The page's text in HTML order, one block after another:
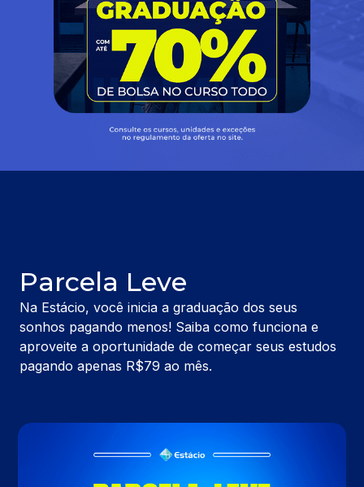
Parcela Leve
Na Estácio, você inicia a graduação dos seus
sonhos pagando menos! Saiba como funciona e
aproveite a oportunidade de começar seus estudos
pagando apenas R$79 ao mês.